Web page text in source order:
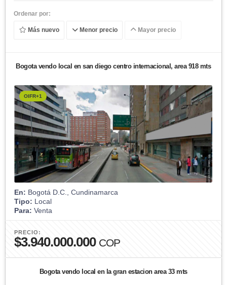
Ordenar por:
Más nuevo Menor precio Mayor precio
Bogota vendo local en san diego centro internacional, area 918 mts
OIFR+1
En: Bogotá D.C., Cundinamarca
Tipo: Local
Para: Venta
PRECIO:
$3.940.000.000 COP
Bogota vendo local en la gran estacion area 33 mts